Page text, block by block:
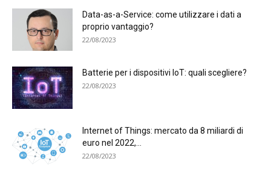
Data-as-a-Service: come utilizzare i dati a
proprio vantaggio?
22/08/2023
Batterie per i dispositivi IoT: quali scegliere?
22/08/2023
Internet of Things: mercato da 8 miliardi di
euro nel 2022,...
22/08/2023